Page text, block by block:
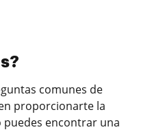
comunes de
proporcionarte la
puedes encontrar una